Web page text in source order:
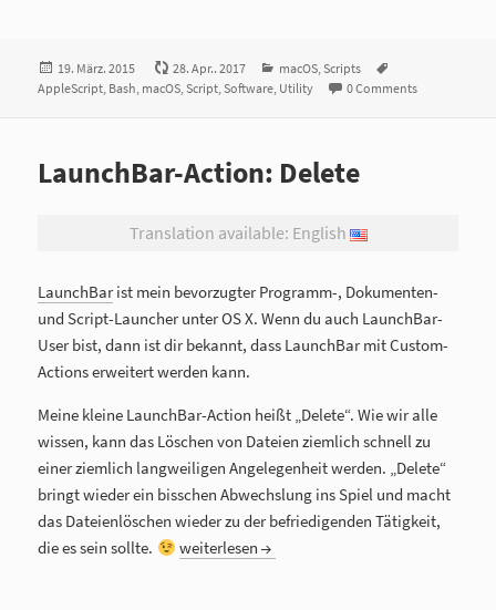
Veröffentlicht
am
19. März. 2015 28. Apr.. 2017 Kategorien
macOS ,Scripts
AppleScript Bash macOS ,Script ,Software Utility 0 Comments
LaunchBar-Action: Delete
Translation available: English
LaunchBarist mein bevorzugter Programm-, Dokumenten-
und Script-Launcher unter OS X. Wenn du auch LaunchBar-
User bist, dann ist dir bekannt, dass LaunchBar mit Custom-
Actions erweitert werden kann.
Meine kleine LaunchBar-Action heißt „Delete“. Wie wir alle
wissen, kann das Löschen von Dateien ziemlich schnell zu
einer ziemlich langweiligen Angelegenheit werden. „Delete“
bringt wieder ein bisschen Abwechslung ins Spiel und macht
das Dateienlöschen wieder zu der befriedigenden Tätigkeit,
die es sein sollte.
LaunchBar-Action: Delete
weiterlesen